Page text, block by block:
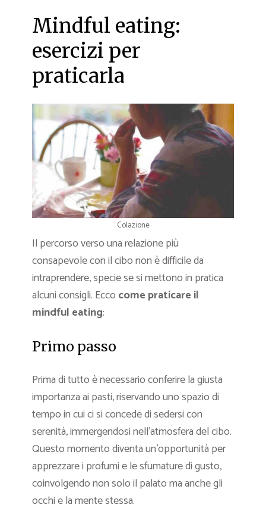
Mindful eating:
esercizi per
praticarla
Colazione
Il percorso verso una relazione più
consapevole con il cibo non è difficile da
intraprendere, specie se si mettono in pratica
alcuni consigli. Ecco come praticare il
mindful eating:
Primo passo
Prima di tutto è necessario conferire la giusta
importanza ai pasti, riservando uno spazio di
tempo in cui ci si concede di sedersi con
serenità, immergendosi nell’atmosfera del cibo.
Questo momento diventa un’opportunità per
apprezzare i profumi e le sfumature di gusto,
coinvolgendo non solo il palato ma anche gli
occhi e la mente stessa.